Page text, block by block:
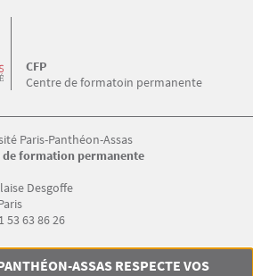
Centre de formatoin permanente
CFP
Paris-Panthéon-Assas
de formation permanente
Desgoffe
53 63 86 26
CFP
ASSAS RESPECTE VOS